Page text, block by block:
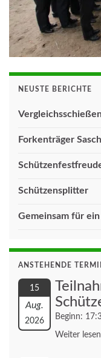
NEUSTE BERICHTE
Forkenträger
Schützensplitter
Gemeinsam für
ANSTEHENDE
15
Aug.
2026 Beginn:
Weiter